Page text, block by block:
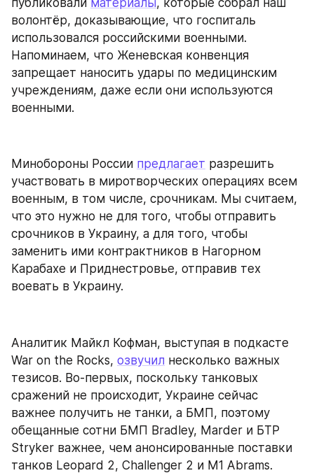
волонтёр, доказывающие, что госпиталь
использовался российскими военными.
Напоминаем, что Женевская конвенция
запрещает наносить удары по медицинским
учреждениям, даже если они используются
военными.
Минобороны России предлагает разрешить
участвовать в миротворческих операциях всем
военным, в том числе, срочникам. Мы считаем,
что это нужно не для того, чтобы отправить
срочников в Украину, а для того, чтобы
заменить ими контрактников в Нагорном
Карабахе и Приднестровье, отправив тех
воевать в Украину.
Аналитик Майкл Кофман, выступая в подкасте
War on the Rocks, озвучил несколько важных
тезисов. Во-первых, поскольку танковых
сражений не происходит, Украине сейчас
важнее получить не танки, а БМП, поэтому
обещанные сотни БМП Bradley, Marder и БТР
Stryker важнее, чем анонсированные поставки
танков Leopard 2, Challenger 2 и M1 Abrams.